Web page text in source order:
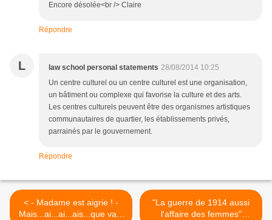
Encore désolée<br /> Claire
Répondre
L law school personal statements 28/08/2014 10:25
Un centre culturel ou un centre culturel est une organisation,
un bâtiment ou complexe qui favorise la culture et des arts.
Les centres culturels peuvent être des organismes artistiques
communautaires de quartier, les établissements privés,
parrainés par le gouvernement.
Répondre
< - Madame est aigrie ! -
Mais...ai...ai...ais...que vas-
"La guerre de 1914 aussi
l'affaire des femmes"